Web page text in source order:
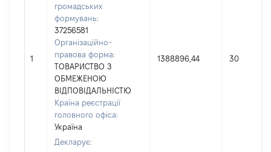
1
громадських
формувань:
37256581
Організаційно-
правова форма:
ТОВАРИСТВО З
ОБМЕЖЕНОЮ
ВІДПОВІДАЛЬНІСТЮ
Країна реєстрації
головного офіса:
Україна
Декларує:
1388896,44 30